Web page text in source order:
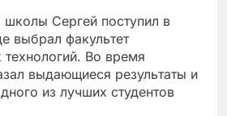
школы Сергей поступил в
выбрал факультет
Во время
выдающиеся результаты и
из лучших студентов